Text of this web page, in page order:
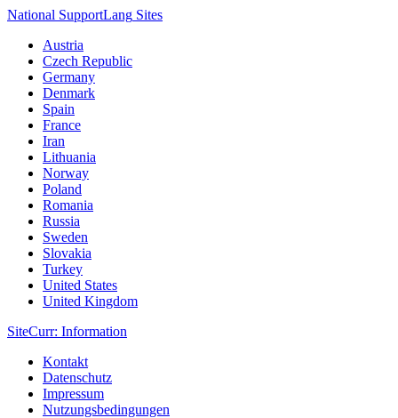
National SupportLang Sites
Austria
Czech Republic
Germany
Denmark
Spain
France
Iran
Lithuania
Norway
Poland
Romania
Russia
Sweden
Slovakia
Turkey
United States
United Kingdom
SiteCurr: Information
Kontakt
Datenschutz
Impressum
Nutzungsbedingungen